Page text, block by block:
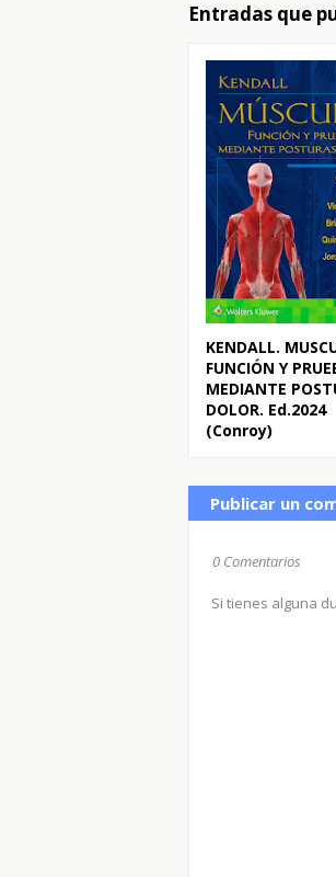
Entradas que
KENDALL.
FUNCIÓN Y
MEDIANTE
DOLOR. Ed.2024
(Conroy)
Publicar un
0 Comentarios
Si tienes alguna